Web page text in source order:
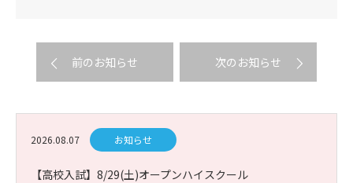
前のお知らせ 次のお知らせ
2026.08.07 お知らせ
【高校入試】8/29(土)オープンハイスクール